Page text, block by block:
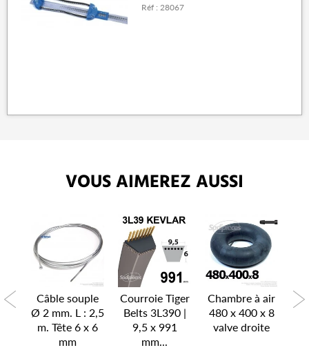
Réf : 28067
VOUS AIMEREZ AUSSI
Câble souple
Ø 2 mm. L : 2,5
m. Tête 6 x 6
mm
Courroie Tiger
Belts 3L390 |
9,5 x 991
mm...
Chambre à air
480 x 400 x 8
valve droite